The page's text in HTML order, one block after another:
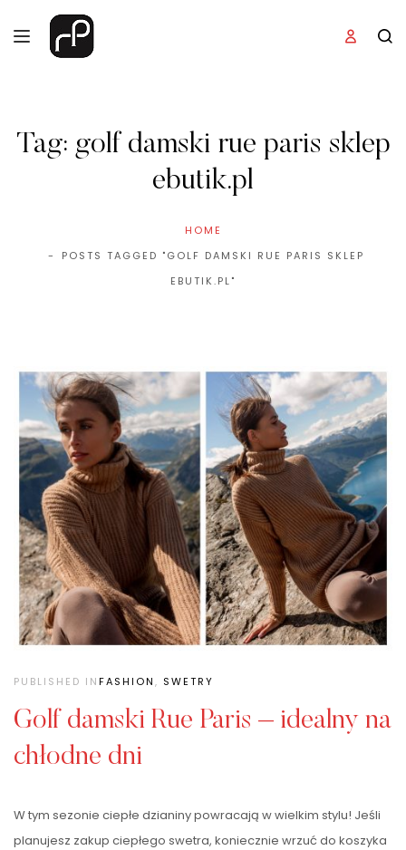
Tag: golf damski rue paris sklep
ebutik.pl
HOME
POSTS TAGGED "GOLF DAMSKI RUE PARIS SKLEP
EBUTIK.PL"
PUBLISHED INFASHION, SWETRY
Golf damski Rue Paris – idealny na
chłodne dni
W tym sezonie ciepłe dzianiny powracają w wielkim stylu! Jeśli
planujesz zakup ciepłego swetra, koniecznie wrzuć do koszyka